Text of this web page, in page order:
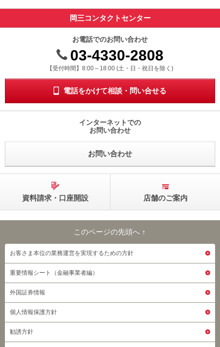
岡三コンタクトセンター
お電話でのお問い合わせ
03-4330-2808
受付時間 8時から18時 ドニチシュクジツを除く
【受付時間】8:00～18:00 (土・日・祝日を除く)
電話をかけて相談・問い合せる
インターネットでの
お問い合わせ
お問い合わせ
資料請求・口座開設 店舗のご案内
このページの先頭へ
このページの先頭へ ↑
お客さま本位の業務運営を実現するための方針
重要情報シート（金融事業者編）
外国証券情報
個人情報保護方針
勧誘方針